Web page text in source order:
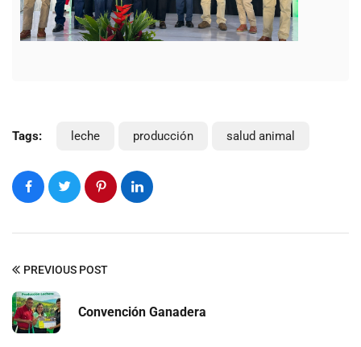
Tags: leche producción salud animal
PREVIOUS POST
Convención Ganadera